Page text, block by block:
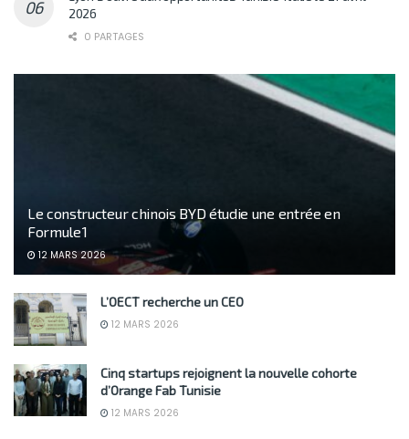
2026
0 PARTAGES
Le constructeur chinois BYD étudie une entrée en
Formule 1
12 MARS 2026
L’OECT recherche un CEO
12 MARS 2026
Cinq startups rejoignent la nouvelle cohorte
d’Orange Fab Tunisie
12 MARS 2026